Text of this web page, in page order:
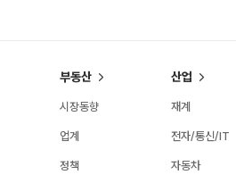
부동산
시장동향
업계
정책
산업
재계
전자/통신/IT
자동차